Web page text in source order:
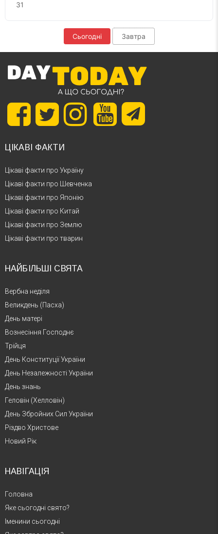
31
Сьогодні Завтра
ЦІКАВІ ФАКТИ
Цікаві факти про Україну
Цікаві факти про Шевченка
Цікаві факти про Японію
Цікаві факти про Китай
Цікаві факти про Землю
Цікаві факти про тварин
НАЙБІЛЬШІ СВЯТА
Вербна неділя
Великдень (Пасха)
День матері
Вознесіння Господнє
Трійця
День Конституції України
День Незалежності України
День знань
Геловін (Хелловін)
День Збройних Сил України
Різдво Христове
Новий Рік
НАВІГАЦІЯ
Головна
Яке сьогодні свято?
Іменини сьогодні